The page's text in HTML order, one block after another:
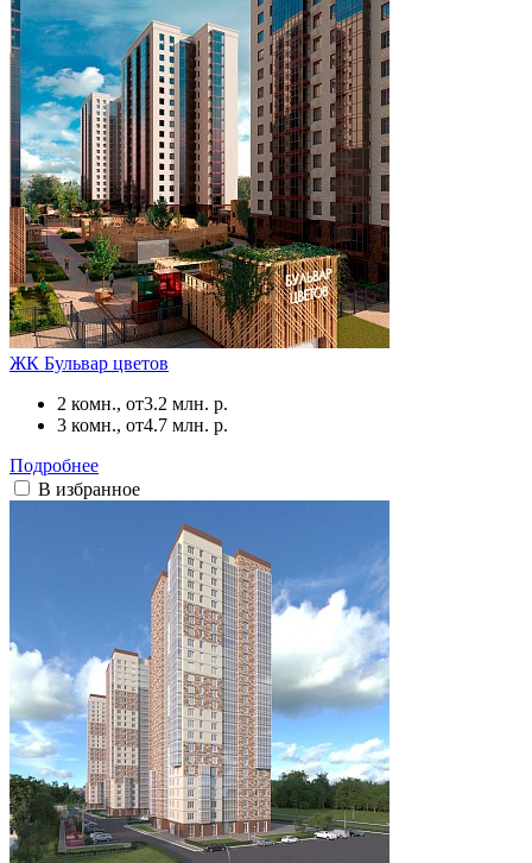
ЖК Бульвар цветов
2 комн., от3.2 млн. р.
3 комн., от4.7 млн. р.
Подробнее
В избранное